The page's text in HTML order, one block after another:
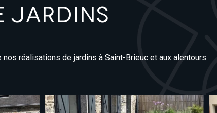
jardins
réalisations de jardins à Saint-Brieuc et aux alentours.